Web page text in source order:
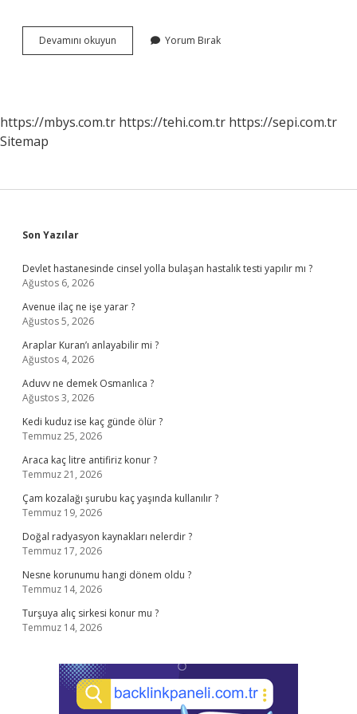
Devamını okuyun
Ağrısı
Yorum Bırak
https://mbys.com.tr https://tehi.com.tr https://sepi.com.tr
Sitemap
Sidebar
Son Yazılar
Devlet hastanesinde cinsel yolla bulaşan hastalık testi yapılır mı ?
Ağustos 6, 2026
Avenue ilaç ne işe yarar ?
Ağustos 5, 2026
Araplar Kuran’ı anlayabilir mi ?
Ağustos 4, 2026
Aduvv ne demek Osmanlıca ?
Ağustos 3, 2026
Kedi kuduz ise kaç günde ölür ?
Temmuz 25, 2026
Araca kaç litre antifiriz konur ?
Temmuz 21, 2026
Çam kozalağı şurubu kaç yaşında kullanılır ?
Temmuz 19, 2026
Doğal radyasyon kaynakları nelerdir ?
Temmuz 17, 2026
Nesne korunumu hangi dönem oldu ?
Temmuz 14, 2026
Turşuya alıç sirkesi konur mu ?
Temmuz 14, 2026